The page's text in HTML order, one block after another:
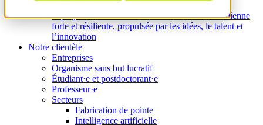
À propos de Mitacs : Créer une économie canadienne
forte et résiliente, propulsée par les idées, le talent et
l’innovation
Notre clientèle
Entreprises
Organisme sans but lucratif
Étudiant·e et postdoctorant·e
Professeur·e
Secteurs
Fabrication de pointe
Intelligence artificielle